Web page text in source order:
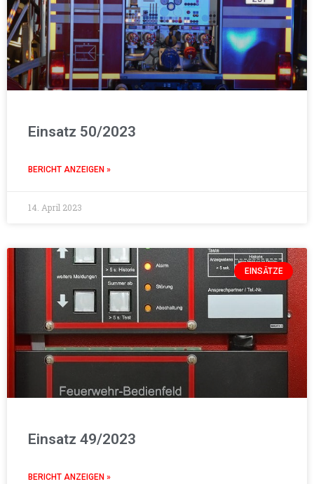
Einsatz 50/2023
BERICHT ANZEIGEN »
14. April 2023
EINSÄTZE
Einsatz 49/2023
BERICHT ANZEIGEN »